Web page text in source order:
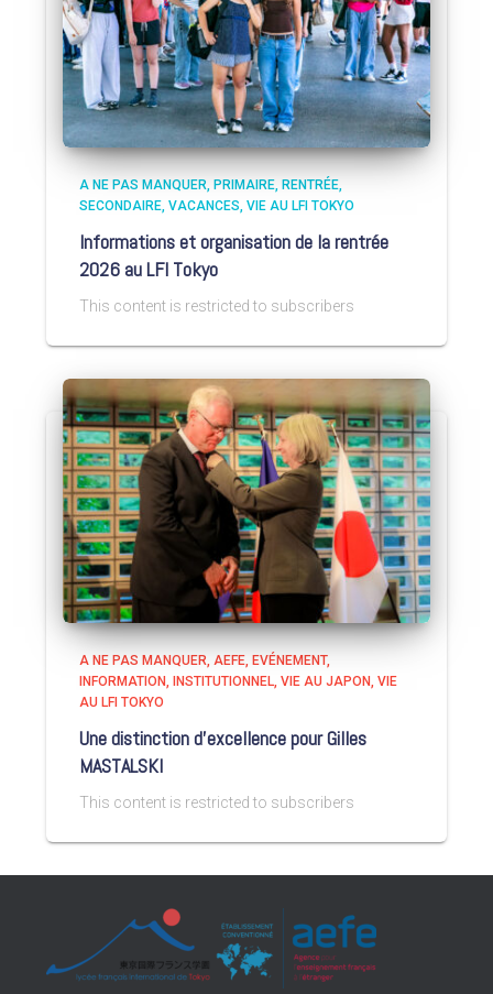
A NE PAS MANQUER PRIMAIRE RENTRÉE
SECONDAIRE VACANCES VIE AU LFI TOKYO
Informations et organisation de la rentrée
2026 au LFI Tokyo
This content is restricted to subscribers
A NE PAS MANQUER AEFE EVÉNEMENT
INFORMATION
INSTITUTIONNEL VIE AU JAPON VIE
AU LFI TOKYO
Une distinction d’excellence pour Gilles
MASTALSKI
This content is restricted to subscribers